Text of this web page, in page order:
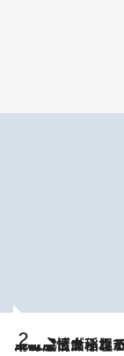
2026.8.5
下町風情あふれる台北屈指の人気エリア・大稲埕でセンスのいい台湾土産《ヴ